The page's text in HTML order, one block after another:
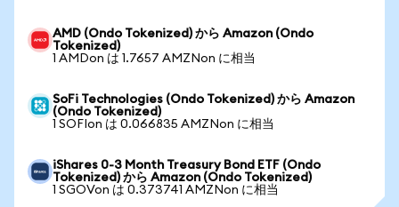
AMD (Ondo Tokenized) から Amazon (Ondo
Tokenized)
1 AMDon は 1.7657 AMZNon に相当
SoFi Technologies (Ondo Tokenized) から Amazon
(Ondo Tokenized)
1 SOFIon は 0.066835 AMZNon に相当
iShares 0-3 Month Treasury Bond ETF (Ondo
Tokenized) から Amazon (Ondo Tokenized)
1 SGOVon は 0.373741 AMZNon に相当